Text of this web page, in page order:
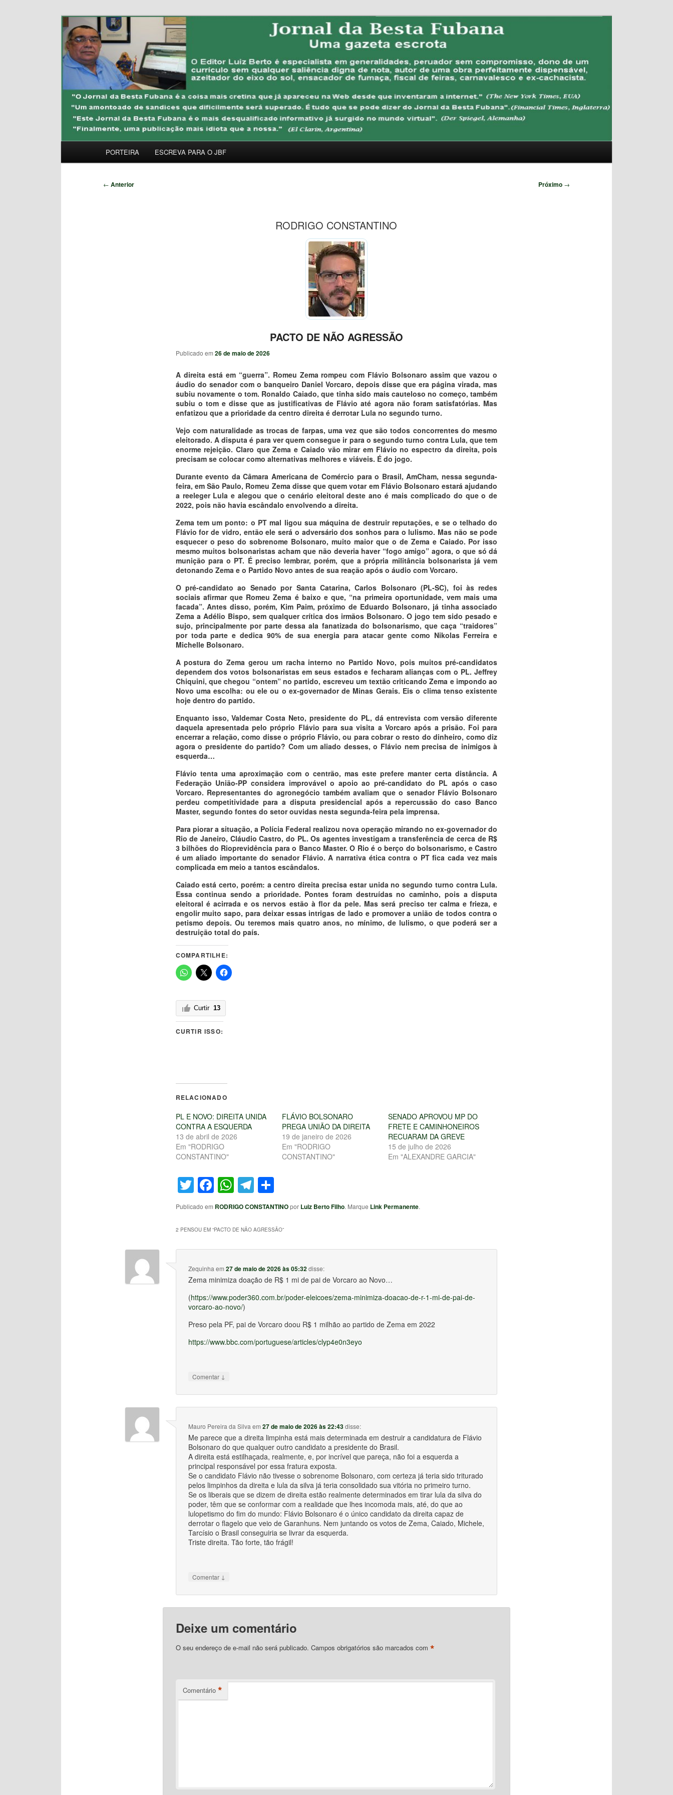
JORNAL DA BESTA FUBANA
Uma Gazeta Escrota
PORTEIRA ESCREVA PARA O JBF
Navegação
← Anterior Próximo →
RODRIGO CONSTANTINO
PACTO DE NÃO AGRESSÃO
Publicado em 26 de maio de 2026
A direita está em “guerra”. Romeu Zema rompeu com Flávio Bolsonaro assim que vazou o
áudio do senador com o banqueiro Daniel Vorcaro, depois disse que era página virada, mas
subiu novamente o tom. Ronaldo Caiado, que tinha sido mais cauteloso no começo, também
subiu o tom e disse que as justificativas de Flávio até agora não foram satisfatórias. Mas
enfatizou que a prioridade da centro direita é derrotar Lula no segundo turno.
Vejo com naturalidade as trocas de farpas, uma vez que são todos concorrentes do mesmo
eleitorado. A disputa é para ver quem consegue ir para o segundo turno contra Lula, que tem
enorme rejeição. Claro que Zema e Caiado vão mirar em Flávio no espectro da direita, pois
precisam se colocar como alternativas melhores e viáveis. É do jogo.
Durante evento da Câmara Americana de Comércio para o Brasil, AmCham, nessa segunda-
feira, em São Paulo, Romeu Zema disse que quem votar em Flávio Bolsonaro estará ajudando
a reeleger Lula e alegou que o cenário eleitoral deste ano é mais complicado do que o de
2022, pois não havia escândalo envolvendo a direita.
Zema tem um ponto: o PT mal ligou sua máquina de destruir reputações, e se o telhado do
Flávio for de vidro, então ele será o adversário dos sonhos para o lulismo. Mas não se pode
esquecer o peso do sobrenome Bolsonaro, muito maior que o de Zema e Caiado. Por isso
mesmo muitos bolsonaristas acham que não deveria haver “fogo amigo” agora, o que só dá
munição para o PT. É preciso lembrar, porém, que a própria militância bolsonarista já vem
detonando Zema e o Partido Novo antes de sua reação após o áudio com Vorcaro.
O pré-candidato ao Senado por Santa Catarina, Carlos Bolsonaro (PL-SC), foi às redes
sociais afirmar que Romeu Zema é baixo e que, “na primeira oportunidade, vem mais uma
facada”. Antes disso, porém, Kim Paim, próximo de Eduardo Bolsonaro, já tinha associado
Zema a Adélio Bispo, sem qualquer crítica dos irmãos Bolsonaro. O jogo tem sido pesado e
sujo, principalmente por parte dessa ala fanatizada do bolsonarismo, que caça “traidores”
por toda parte e dedica 90% de sua energia para atacar gente como Nikolas Ferreira e
Michelle Bolsonaro.
A postura do Zema gerou um racha interno no Partido Novo, pois muitos pré-candidatos
dependem dos votos bolsonaristas em seus estados e fecharam alianças com o PL. Jeffrey
Chiquini, que chegou “ontem” no partido, escreveu um textão criticando Zema e impondo ao
Novo uma escolha: ou ele ou o ex-governador de Minas Gerais. Eis o clima tenso existente
hoje dentro do partido.
Enquanto isso, Valdemar Costa Neto, presidente do PL, dá entrevista com versão diferente
daquela apresentada pelo próprio Flávio para sua visita a Vorcaro após a prisão. Foi para
encerrar a relação, como disse o próprio Flávio, ou para cobrar o resto do dinheiro, como diz
agora o presidente do partido? Com um aliado desses, o Flávio nem precisa de inimigos à
esquerda…
Flávio tenta uma aproximação com o centrão, mas este prefere manter certa distância. A
Federação União-PP considera improvável o apoio ao pré-candidato do PL após o caso
Vorcaro. Representantes do agronegócio também avaliam que o senador Flávio Bolsonaro
perdeu competitividade para a disputa presidencial após a repercussão do caso Banco
Master, segundo fontes do setor ouvidas nesta segunda-feira pela imprensa.
Para piorar a situação, a Polícia Federal realizou nova operação mirando no ex-governador do
Rio de Janeiro, Cláudio Castro, do PL. Os agentes investigam a transferência de cerca de R$
3 bilhões do Rioprevidência para o Banco Master. O Rio é o berço do bolsonarismo, e Castro
é um aliado importante do senador Flávio. A narrativa ética contra o PT fica cada vez mais
complicada em meio a tantos escândalos.
Caiado está certo, porém: a centro direita precisa estar unida no segundo turno contra Lula.
Essa continua sendo a prioridade. Pontes foram destruídas no caminho, pois a disputa
eleitoral é acirrada e os nervos estão à flor da pele. Mas será preciso ter calma e frieza, e
engolir muito sapo, para deixar essas intrigas de lado e promover a união de todos contra o
petismo depois. Ou teremos mais quatro anos, no mínimo, de lulismo, o que poderá ser a
destruição total do país.
COMPARTILHE:
Curtir 13
CURTIR ISSO:
RELACIONADO
PL E NOVO: DIREITA UNIDA
CONTRA A ESQUERDA
13 de abril de 2026
Em "RODRIGO
CONSTANTINO"
FLÁVIO BOLSONARO
PREGA UNIÃO DA DIREITA
19 de janeiro de 2026
Em "RODRIGO
CONSTANTINO"
SENADO APROVOU MP DO
FRETE E CAMINHONEIROS
RECUARAM DA GREVE
15 de julho de 2026
Em "ALEXANDRE GARCIA"
Twitter
Facebook
WhatsApp
Telegram
Share
Publicado em RODRIGO CONSTANTINOpor Luiz Berto Filho. Marque Link Permanente.
2 PENSOU EM “PACTO DE NÃO AGRESSÃO”
Zequinha em27 de maio de 2026 às 05:32disse:
Zema minimiza doação de R$ 1 mi de pai de Vorcaro ao Novo…
(https://www.poder360.com.br/poder-eleicoes/zema-minimiza-doacao-de-r-1-mi-de-pai-de-
vorcaro-ao-novo/)
Preso pela PF, pai de Vorcaro doou R$ 1 milhão ao partido de Zema em 2022
https://www.bbc.com/portuguese/articles/clyp4e0n3eyo
Comentar ↓
Mauro Pereira da Silva em27 de maio de 2026 às 22:43disse:
Me parece que a direita limpinha está mais determinada em destruir a candidatura de Flávio
Bolsonaro do que qualquer outro candidato a presidente do Brasil.
A direita está estilhaçada, realmente, e, por incrível que pareça, não foi a esquerda a
principal responsável por essa fratura exposta.
Se o candidato Flávio não tivesse o sobrenome Bolsonaro, com certeza já teria sido triturado
pelos limpinhos da direita e lula da silva já teria consolidado sua vitória no primeiro turno.
Se os liberais que se dizem de direita estão realmente determinados em tirar lula da silva do
poder, têm que se conformar com a realidade que lhes incomoda mais, até, do que ao
lulopetismo do fim do mundo: Flávio Bolsonaro é o único candidato da direita capaz de
derrotar o flagelo que veio de Garanhuns. Nem juntando os votos de Zema, Caiado, Michele,
Tarcísio o Brasil conseguiria se livrar da esquerda.
Triste direita. Tão forte, tão frágil!
Comentar ↓
Deixe um comentário
O seu endereço de e-mail não será publicado. Campos obrigatórios são marcados com *
Comentário *